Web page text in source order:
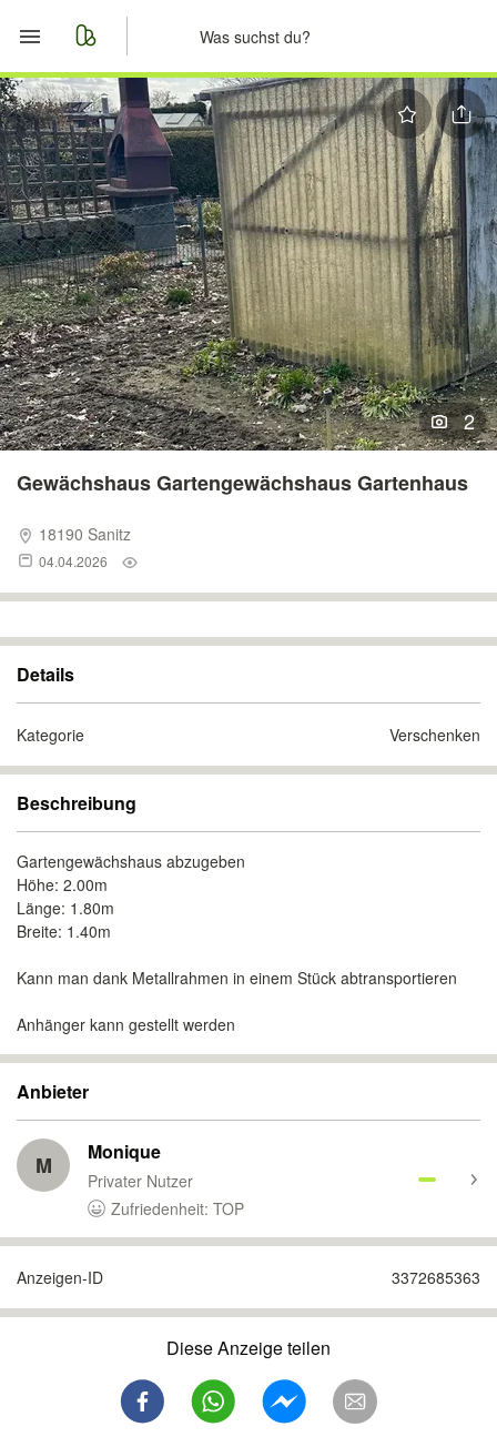
Start
Merkliste
Nachrichten
Anzeige aufgeben
2
Gewächshaus Gartengewächshaus Gartenhaus
18190 Sanitz
04.04.2026
Details
Kategorie Verschenken
Beschreibung
Gartengewächshaus abzugeben
Höhe: 2.00m
Länge: 1.80m
Breite: 1.40m
Kann man dank Metallrahmen in einem Stück abtransportieren
Anhänger kann gestellt werden
Anbieter
M Monique
Privater Nutzer
Zufriedenheit: TOP
Anzeigen-ID 3372685363
Diese Anzeige teilen